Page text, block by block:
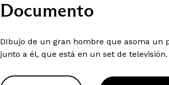
Documento
DIbujo de un gran hombre que asoma un
junto a él, que está en un set de televisión.